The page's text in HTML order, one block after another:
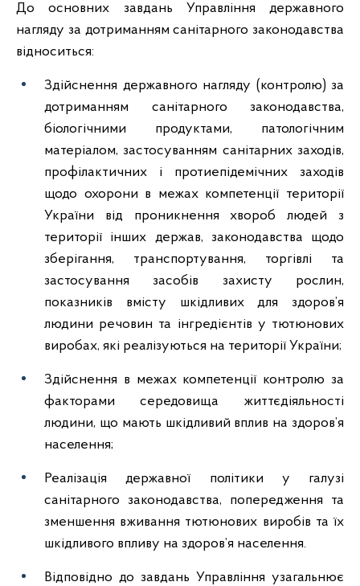
До основних завдань Управління державного
нагляду за дотриманням санітарного законодавства
відноситься:
Здійснення державного нагляду (контролю) за
дотриманням санітарного законодавства,
біологічними продуктами, патологічним
матеріалом, застосуванням санітарних заходів,
профілактичних і протиепідемічних заходів
щодо охорони в межах компетенції території
України від проникнення хвороб людей з
території інших держав, законодавства щодо
зберігання, транспортування, торгівлі та
застосування засобів захисту рослин,
показників вмісту шкідливих для здоров’я
людини речовин та інгредієнтів у тютюнових
виробах, які реалізуються на території України;
Здійснення в межах компетенції контролю за
факторами середовища життєдіяльності
людини, що мають шкідливий вплив на здоров’я
населення;
Реалізація державної політики у галузі
санітарного законодавства, попередження та
зменшення вживання тютюнових виробів та їх
шкідливого впливу на здоров’я населення.
Відповідно до завдань Управління узагальнює